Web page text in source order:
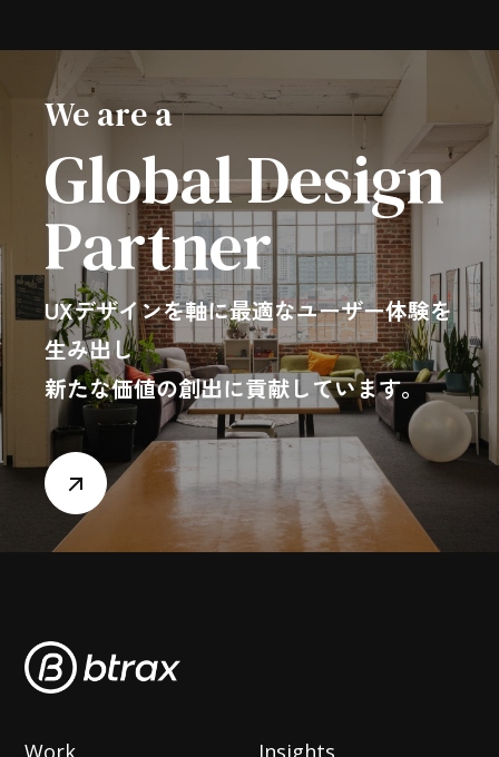
We are a
Global Design
Partner
UXデザインを軸に最適なユーザー体験を
生み出し
新たな価値の創出に貢献しています。
Work Insights